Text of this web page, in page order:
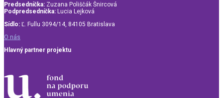
Predsedníčka: Zuzana Poliščák Šnircová
Podpredsedníčka: Lucia Lejková
Sídlo: Ľ. Fullu 3094/14, 84105 Bratislava
O nás
Hlavný partner projektu